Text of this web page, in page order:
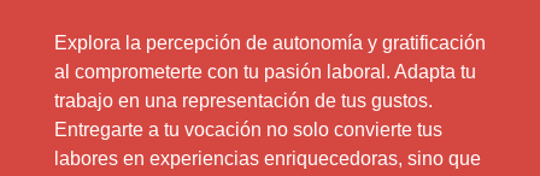
Explora la percepción de autonomía y gratificación
al comprometerte con tu pasión laboral. Adapta tu
trabajo en una representación de tus gustos.
Entregarte a tu vocación no solo convierte tus
labores en experiencias enriquecedoras, sino que